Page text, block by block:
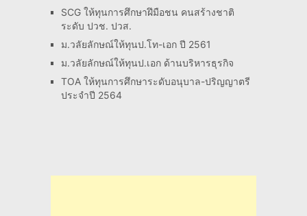
SCG ให้ทุนการศึกษาฝึมือชน คนสร้างชาติ
ระดับ ปวช. ปวส.
ม.วลัยลักษณ์ให้ทุนป.โท-เอก ปี 2561
ม.วลัยลักษณ์ให้ทุนป.เอก ด้านบริหารธุรกิจ
TOA ให้ทุนการศึกษาระดับอนุบาล-ปริญญาตรี
ประจำปี 2564